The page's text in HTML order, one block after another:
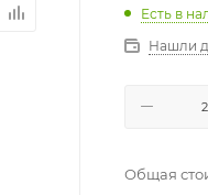
Есть в
Нашли
Общая